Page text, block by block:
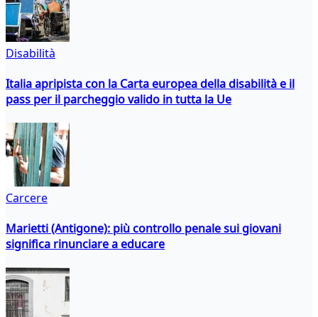
Disabilità
Italia apripista con la Carta europea della disabilità e il
pass per il parcheggio valido in tutta la Ue
Carcere
Marietti (Antigone): più controllo penale sui giovani
significa rinunciare a educare